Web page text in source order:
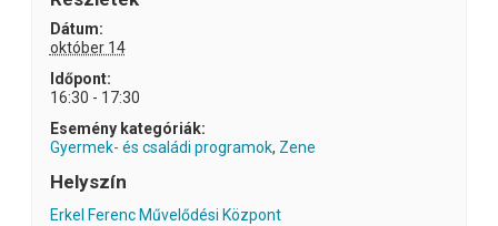
Dátum:
október 14
Időpont:
16:30 - 17:30
Esemény kategóriák:
Gyermek- és családi programok, Zene
Helyszín
Erkel Ferenc Művelődési Központ